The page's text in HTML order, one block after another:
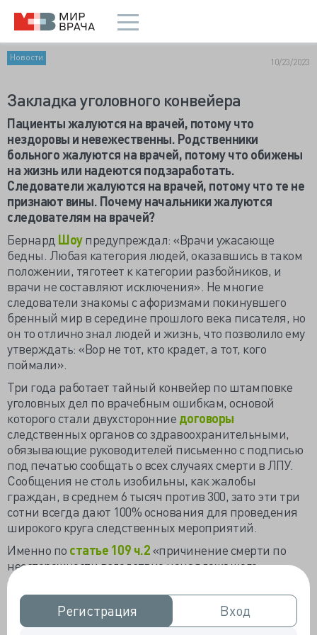
Регистрация
Регистрация Вход
Вход
Новости 10/23/2023
Закладка уголовного конвейера
Пациенты жалуются на врачей, потому что
нездоровы и невежественны. Родственники
больного жалуются на врачей, потому что обижены
на жизнь или надеются подзаработать.
Следователи жалуются на врачей, потому что те не
признают вины. Почему начальники жалуются
следователям на врачей?
Бернард Шоупредупреждал: «Врачи ужасающе
бедны. Любая категория людей, оказавшись в таком
положении, тяготеет к категории разбойников, и
врачи не составляют исключения». Не многие
следователи знакомы с афоризмами покинувшего
бренный мир в середине прошлого века писателя, но
он то отлично знал людей и жизнь, что позволило ему
утверждать: «Вор не тот, кто крадет, а тот, кого
поймали».
Три года работает тайный конвейер по штамповке
уголовных дел по врачебным ошибкам, основой
которого стали двухсторонние договоры
следственных органов со здравоохранительными,
обязывающие руководителей письменно с подписью
под печатью сообщать о всех случаях смерти в ЛПУ.
Сообщения не столь изобильны, как жалобы
граждан, в среднем 6 тысяч против 300, зато эти три
сотни всегда дают 100% основания для проведения
широкого круга следственных мероприятий.
Именно по статье 109 ч.2«причинение смерти по
неосторожности вследствие ненадлежащего
исполнения профессиональных обязанностей» чаще
всего возбуждаются уголовные дела в отношении
врачей – в прошлом году всего четырёх случаев не
хватило до 1400. В 2021 году возбудили 1565, а годом